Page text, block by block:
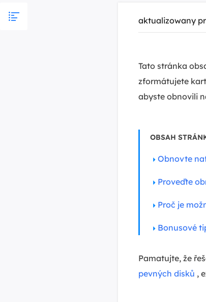
aktualizowany
Tato stránka
zformátujete
abyste obnovili
OBSAH
Obnovte
Proveďte
Proč je
Bonusové
Pamatujte, že
pevných disků ,